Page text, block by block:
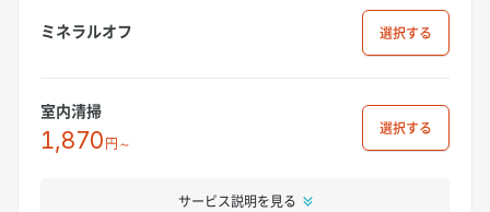
ミネラルオフ 選択
室内清掃
1,870円～
選択
サービス説明を見る